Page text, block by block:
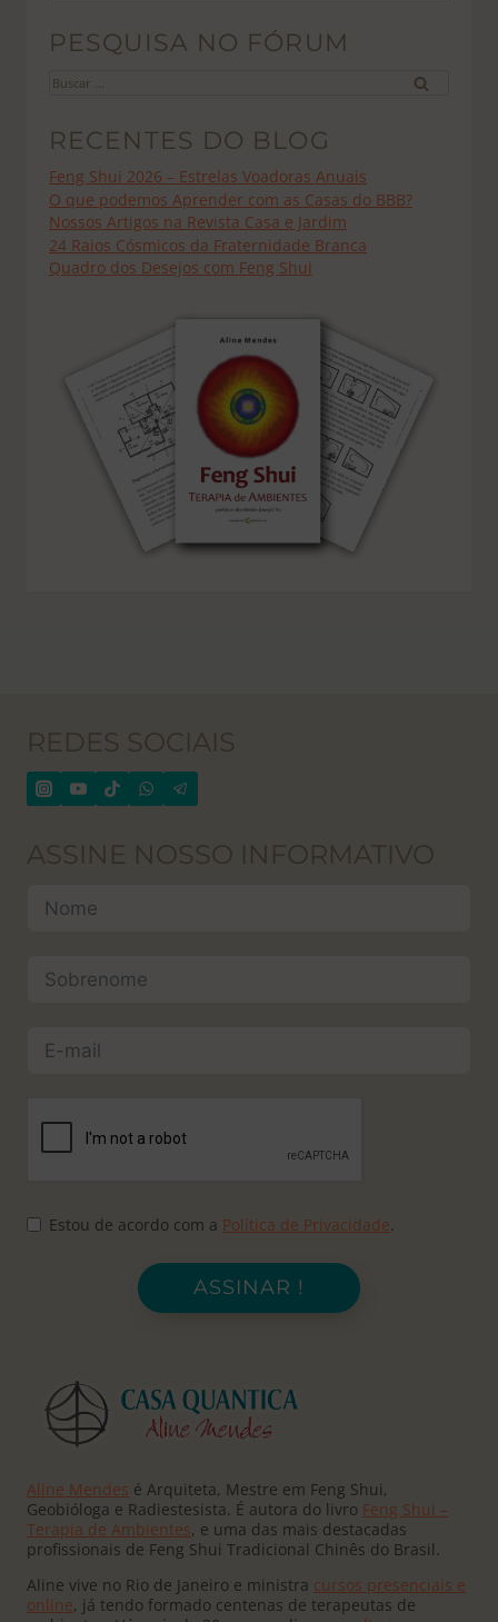
PESQUISA NO FÓRUM
Buscar
por:
RECENTES DO BLOG
Feng Shui 2026 – Estrelas Voadoras Anuais
O que podemos Aprender com as Casas do BBB?
Nossos Artigos na Revista Casa e Jardim
24 Raios Cósmicos da Fraternidade Branca
Quadro dos Desejos com Feng Shui
REDES SOCIAIS
ASSINE NOSSO INFORMATIVO
Estou de acordo com a Política de Privacidade.
ASSINAR !
Aline Mendes é Arquiteta, Mestre em Feng Shui,
Geobióloga e Radiestesista. É autora do livro Feng Shui –
Terapia de Ambientes, e uma das mais destacadas
profissionais de Feng Shui Tradicional Chinês do Brasil.
Aline vive no Rio de Janeiro e ministra cursos presenciais e
online, já tendo formado centenas de terapeutas de